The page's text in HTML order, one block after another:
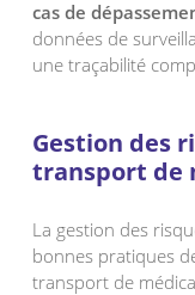
cas de
données de
une traçabilité
Gestion des
transport de
La gestion des
bonnes pratiques
transport de